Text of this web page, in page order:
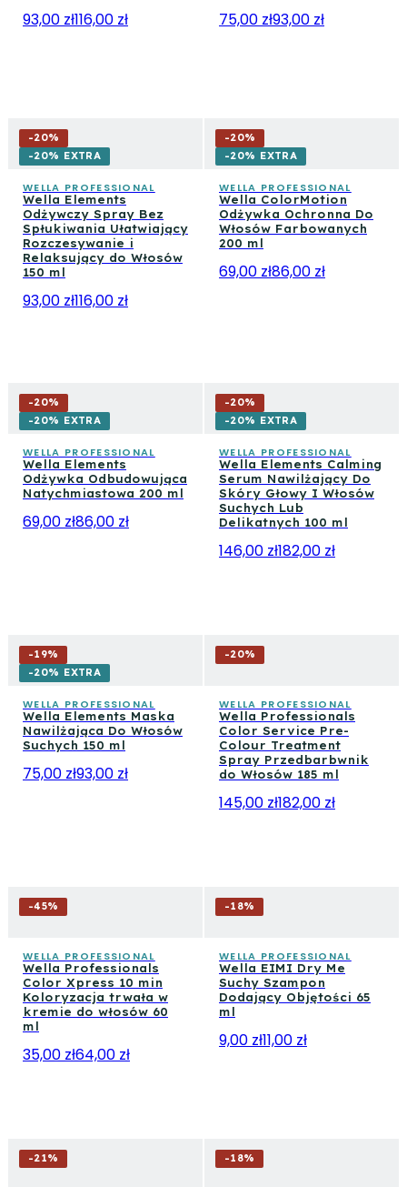
93,00 zł116,00 zł 75,00 zł93,00 zł
-20%
-20% EXTRA
WELLA PROFESSIONAL
Wella Elements
Odżywczy Spray Bez
Spłukiwania Ułatwiający
Rozczesywanie i
Relaksujący do Włosów
150 ml
93,00 zł116,00 zł
-20%
-20% EXTRA
WELLA PROFESSIONAL
Wella ColorMotion
Odżywka Ochronna Do
Włosów Farbowanych
200 ml
69,00 zł86,00 zł
-20%
-20% EXTRA
WELLA PROFESSIONAL
Wella Elements
Odżywka Odbudowująca
Natychmiastowa 200 ml
69,00 zł86,00 zł
-20%
-20% EXTRA
WELLA PROFESSIONAL
Wella Elements Calming
Serum Nawilżający Do
Skóry Głowy I Włosów
Suchych Lub
Delikatnych 100 ml
146,00 zł182,00 zł
-19%
-20% EXTRA
WELLA PROFESSIONAL
Wella Elements Maska
Nawilżająca Do Włosów
Suchych 150 ml
75,00 zł93,00 zł
-20%
WELLA PROFESSIONAL
Wella Professionals
Color Service Pre-
Colour Treatment
Spray Przedbarbwnik
do Włosów 185 ml
145,00 zł182,00 zł
-45%
WELLA PROFESSIONAL
Wella Professionals
Color Xpress 10 min
Koloryzacja trwała w
kremie do włosów 60
ml
35,00 zł64,00 zł
-18%
WELLA PROFESSIONAL
Wella EIMI Dry Me
Suchy Szampon
Dodający Objętości 65
ml
9,00 zł11,00 zł
-21% -18%